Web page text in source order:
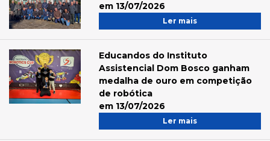
em 13/07/2026
Ler mais
Educandos do Instituto
Assistencial Dom Bosco ganham
medalha de ouro em competição
de robótica
em 13/07/2026
Ler mais